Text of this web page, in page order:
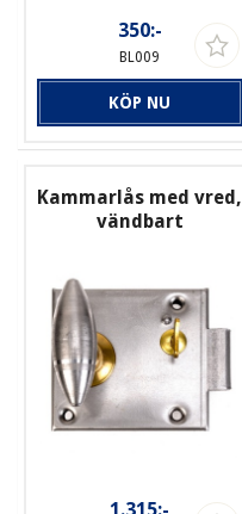
350:-
BL009
KÖP NU
Kammarlås med vred,
vändbart
1.315:-